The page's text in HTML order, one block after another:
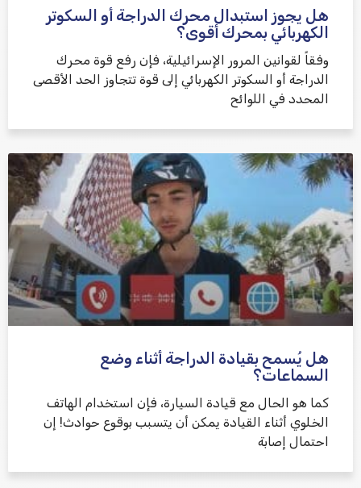
هل يجوز استبدال محرك الدراجة أو السكوتر
الكهربائي بمحرك أقوى؟
وفقاً لقوانين المرور الإسرائيلية، فإن رفع قوة محرك
الدراجة أو السكوتر الكهربائي إلى قوة تتجاوز الحد الأقصى
المحدد في اللوائح
هل يُسمح بقيادة الدراجة أثناء وضع
السماعات؟
كما هو الحال مع قيادة السيارة، فإن استخدام الهاتف
الخلوي أثناء القيادة يمكن أن يتسبب بوقوع حوادث! إن
احتمال إصابة